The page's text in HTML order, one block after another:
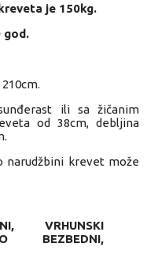
je 150kg.
god.
ili sa žičanim
od 38cm, debljina
narudžbini krevet može
VRHUNSKI
BEZBEDNI,